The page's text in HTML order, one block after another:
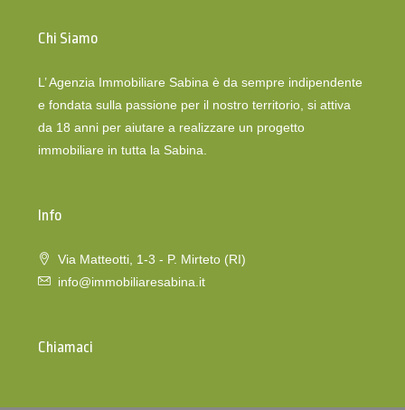
Chi Siamo
L’ Agenzia Immobiliare Sabina è da sempre indipendente
e fondata sulla passione per il nostro territorio, si attiva
da 18 anni per aiutare a realizzare un progetto
immobiliare in tutta la Sabina.
Info
Via Matteotti, 1-3 - P. Mirteto (RI)
info@immobiliaresabina.it
Chiamaci